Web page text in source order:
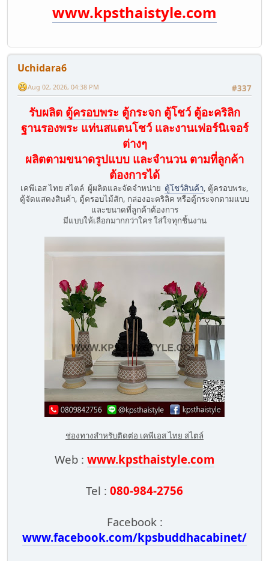
www.kpsthaistyle.com
Uchidara6
#337
Aug 02, 2026, 04:38 PM
รับผลิต ตู้ครอบพระ ตู้กระจก ตู้โชว์ ตู้อะคริลิก
ฐานรองพระ แท่นสแตนโชว์ และงานเฟอร์นิเจอร์
ต่างๆ
ผลิตตามขนาดรูปแบบ และจำนวน ตามที่ลูกค้า
ต้องการได้
เคพีเอส ไทย สไตล์ ผู้ผลิตและจัดจำหน่าย ตู้โชว์สินค้า, ตู้ครอบพระ,
ตู้จัดแสดงสินค้า, ตู้ครอบไม้สัก, กล่องอะคริลิค หรือตู้กระจกตามแบบ
และขนาดที่ลูกค้าต้องการ
มีแบบให้เลือกมากกว่าใคร ใส่ใจทุกชิ้นงาน
ช่องทางสำหรับติดต่อ เคพีเอส ไทย สไตล์
Web : www.kpsthaistyle.com
Tel : 080-984-2756
Facebook :
www.facebook.com/kpsbuddhacabinet/